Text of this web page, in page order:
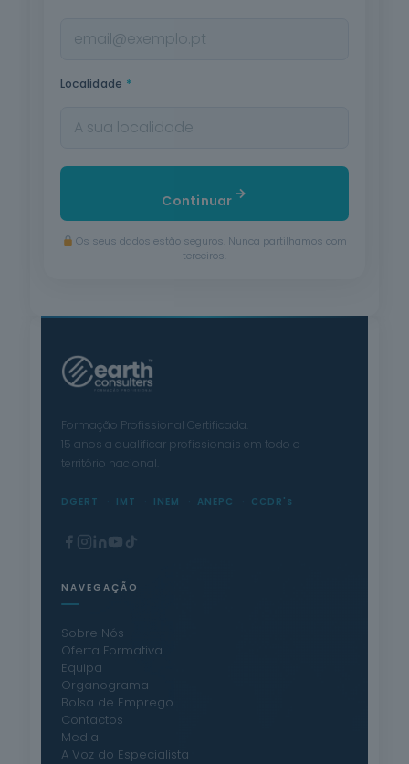
Localidade *
Continuar
Os seus dados estão seguros. Nunca partilhamos com
terceiros.
Formação Profissional Certificada.
15 anos a qualificar profissionais em todo o
território nacional.
DGERT IMT INEM ANEPC CCDR's
NAVEGAÇÃO
Sobre Nós
Oferta Formativa
Equipa
Organograma
Bolsa de Emprego
Contactos
Media
A Voz do Especialista